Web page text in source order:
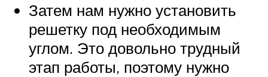
Затем нам нужно установить
решетку под необходимым
углом. Это довольно трудный
этап работы, поэтому нужно